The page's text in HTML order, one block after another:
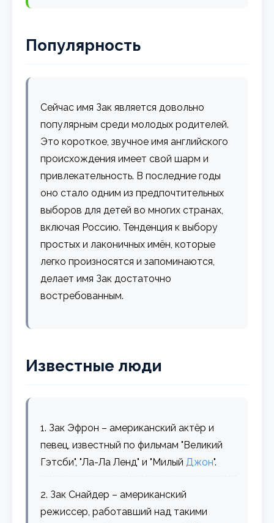
Популярность
Сейчас имя Зак является довольно
популярным среди молодых родителей.
Это короткое, звучное имя английского
происхождения имеет свой шарм и
привлекательность. В последние годы
оно стало одним из предпочтительных
выборов для детей во многих странах,
включая Россию. Тенденция к выбору
простых и лаконичных имён, которые
легко произносятся и запоминаются,
делает имя Зак достаточно
востребованным.
Известные люди
1. Зак Эфрон – американский актёр и
певец, известный по фильмам "Великий
Гэтсби", "Ла-Ла Ленд" и "МилыйДжон".
2. Зак Снайдер – американский
режиссер, работавший над такими